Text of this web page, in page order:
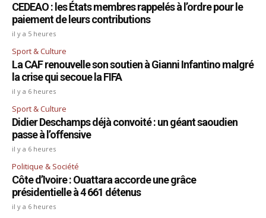
CEDEAO : les États membres rappelés à l’ordre pour le
paiement de leurs contributions
il y a 5 heures
Sport & Culture
La CAF renouvelle son soutien à Gianni Infantino malgré
la crise qui secoue la FIFA
il y a 6 heures
Sport & Culture
Didier Deschamps déjà convoité : un géant saoudien
passe à l’offensive
il y a 6 heures
Politique & Société
Côte d’Ivoire : Ouattara accorde une grâce
présidentielle à 4 661 détenus
il y a 6 heures